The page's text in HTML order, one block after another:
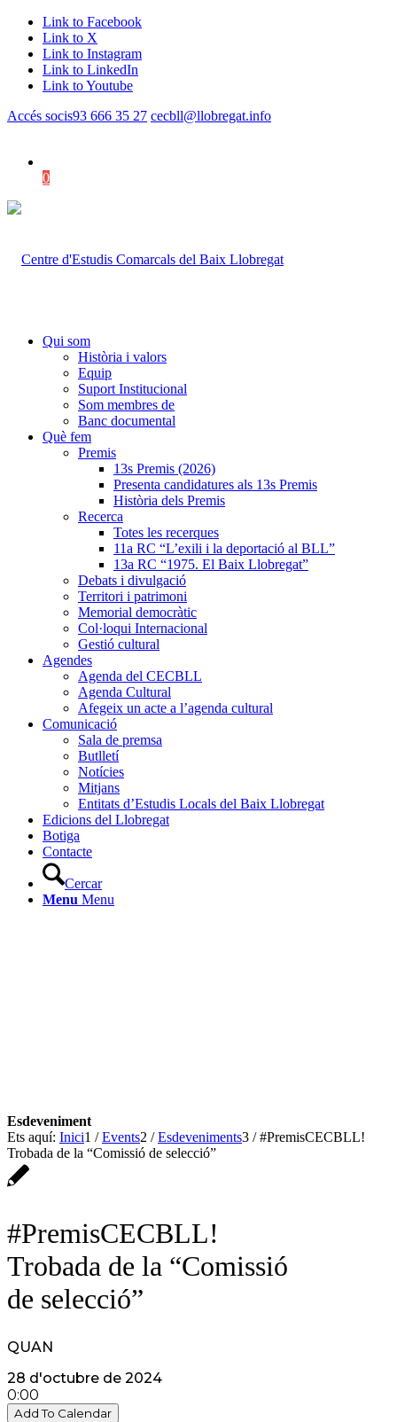
Link to Facebook
Link to X
Link to Instagram
Link to LinkedIn
Link to Youtube
Accés socis93 666 35 27 cecbll@llobregat.info
0
Qui som
Història i valors
Equip
Suport Institucional
Som membres de
Banc documental
Què fem
Premis
13s Premis (2026)
Presenta candidatures als 13s Premis
Història dels Premis
Recerca
Totes les recerques
11a RC “L’exili i la deportació al BLL”
13a RC “1975. El Baix Llobregat”
Debats i divulgació
Territori i patrimoni
Memorial democràtic
Col·loqui Internacional
Gestió cultural
Agendes
Agenda del CECBLL
Agenda Cultural
Afegeix un acte a l’agenda cultural
Comunicació
Sala de premsa
Butlletí
Notícies
Mitjans
Entitats d’Estudis Locals del Baix Llobregat
Edicions del Llobregat
Botiga
Contacte
Cercar
Menu Menu
Ets aquí: Inici1 / Events2 / Esdeveniments3 / #PremisCECBLL!
Trobada de la “Comissió de selecció”
#PremisCECBLL!
Trobada de la “Comissió
de selecció”
QUAN
28 d'octubre de 2024
0:00
Add To Calendar